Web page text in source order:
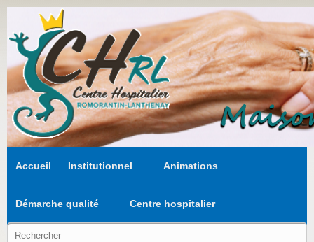
Aller au contenu principal
Accueil Institutionnel Animations
Démarche qualité Centre hospitalier
Chercher dans ce site